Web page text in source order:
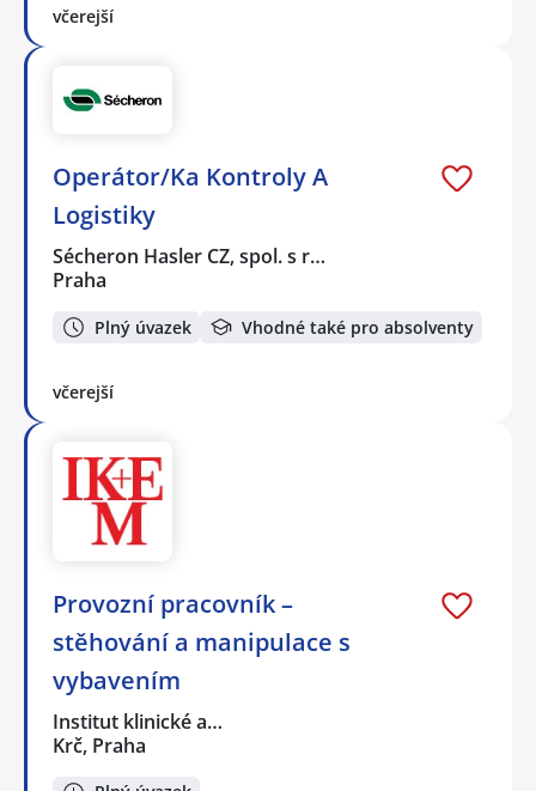
včerejší
Operátor/Ka Kontroly A
Logistiky
Sécheron Hasler CZ, spol. s r…
Praha
Plný úvazek Vhodné také pro absolventy
včerejší
Provozní pracovník –
stěhování a manipulace s
vybavením
Institut klinické a…
Krč, Praha